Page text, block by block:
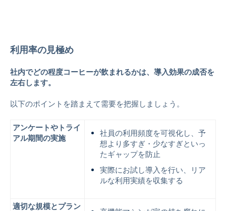
利用率の見極め
社内でどの程度コーヒーが飲まれるかは、導入効果の成否を
左右します。
以下のポイントを踏まえて需要を把握しましょう。
アンケートやトライ
アル期間の実施
社員の利用頻度を可視化し、予
想より多すぎ・少なすぎといっ
たギャップを防止
実際にお試し導入を行い、リア
ルな利用実績を収集する
適切な規模とプラン